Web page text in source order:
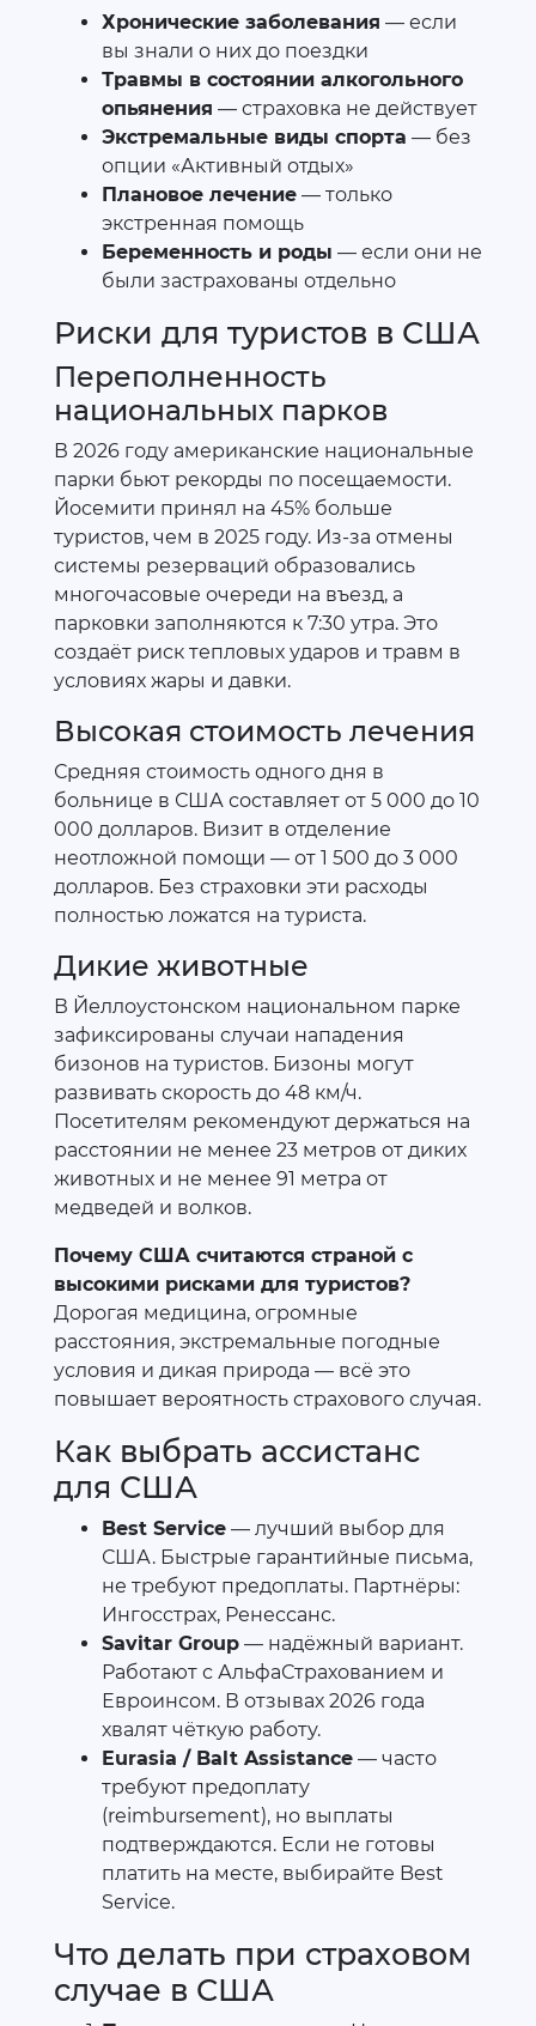
Хронические заболевания — если
вы знали о них до поездки
Травмы в состоянии алкогольного
опьянения — страховка не действует
Экстремальные виды спорта — без
опции «Активный отдых»
Плановое лечение — только
экстренная помощь
Беременность и роды — если они не
были застрахованы отдельно
Риски для туристов в США
Переполненность
национальных парков
В 2026 году американские национальные
парки бьют рекорды по посещаемости.
Йосемити принял на 45% больше
туристов, чем в 2025 году. Из-за отмены
системы резерваций образовались
многочасовые очереди на въезд, а
парковки заполняются к 7:30 утра. Это
создаёт риск тепловых ударов и травм в
условиях жары и давки.
Высокая стоимость лечения
Средняя стоимость одного дня в
больнице в США составляет от 5 000 до 10
000 долларов. Визит в отделение
неотложной помощи — от 1 500 до 3 000
долларов. Без страховки эти расходы
полностью ложатся на туриста.
Дикие животные
В Йеллоустонском национальном парке
зафиксированы случаи нападения
бизонов на туристов. Бизоны могут
развивать скорость до 48 км/ч.
Посетителям рекомендуют держаться на
расстоянии не менее 23 метров от диких
животных и не менее 91 метра от
медведей и волков.
Почему США считаются страной с
высокими рисками для туристов?
Дорогая медицина, огромные
расстояния, экстремальные погодные
условия и дикая природа — всё это
повышает вероятность страхового случая.
Как выбрать ассистанс
для США
Best Service — лучший выбор для
США. Быстрые гарантийные письма,
не требуют предоплаты. Партнёры:
Ингосстрах, Ренессанс.
Savitar Group — надёжный вариант.
Работают с АльфаСтрахованием и
Евроинсом. В отзывах 2026 года
хвалят чёткую работу.
Eurasia / Balt Assistance — часто
требуют предоплату
(reimbursement), но выплаты
подтверждаются. Если не готовы
платить на месте, выбирайте Best
Service.
Что делать при страховом
случае в США